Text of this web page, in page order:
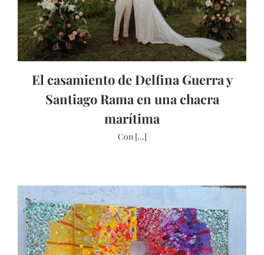
El casamiento de Delfina Guerra y
Santiago Rama en una chacra
marítima
Con [...]